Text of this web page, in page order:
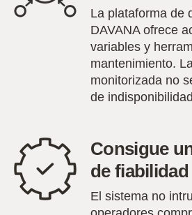
La plataforma de
DAVANA ofrece
variables y
mantenimiento.
monitorizada no
de
Consigue
de fiabilidad
El sistema no